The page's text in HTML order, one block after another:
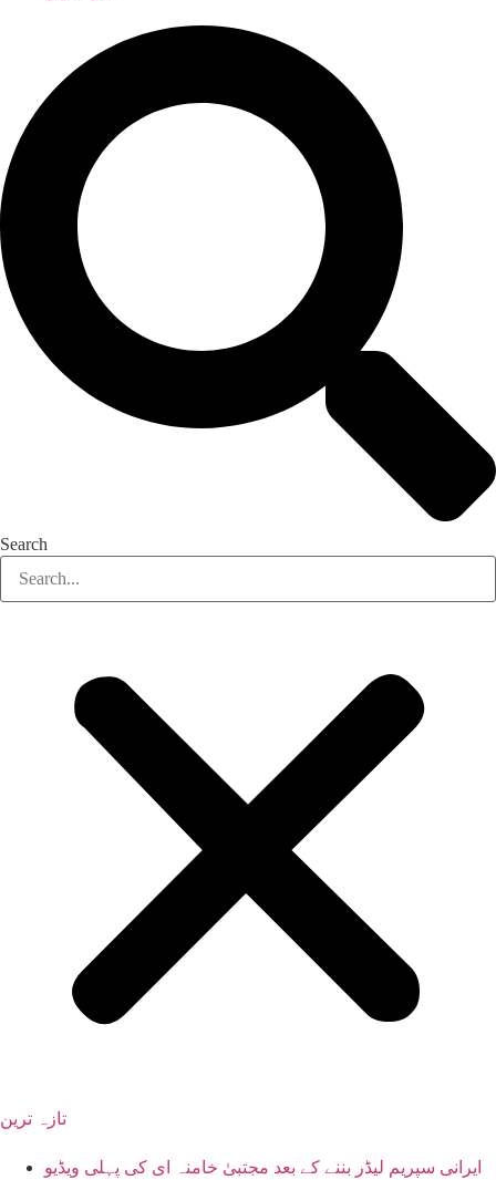
Search
تازہ ترین
ایرانی سپریم لیڈر بننے کے بعد مجتبیٰ خامنہ ای کی پہلی ویڈیو